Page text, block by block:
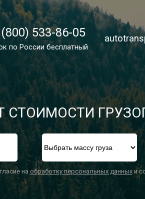
(800) 533-86-05
по России бесплатный
533-86-05
по России бесплатный
СТОИМОСТИ
на обработку персональных данныхи